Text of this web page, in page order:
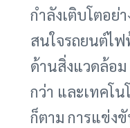
กำลังเติบโตอย่
สนใจรถยนต์ไ
ด้านสิ่งแวดล้อ
กว่า และเทคโน
ก็ตาม การแข่ง